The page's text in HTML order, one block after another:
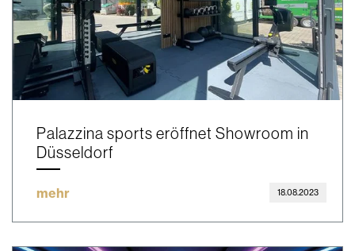
Palazzina sports eröffnet Showroom in
Düsseldorf
mehr 18.08.2023